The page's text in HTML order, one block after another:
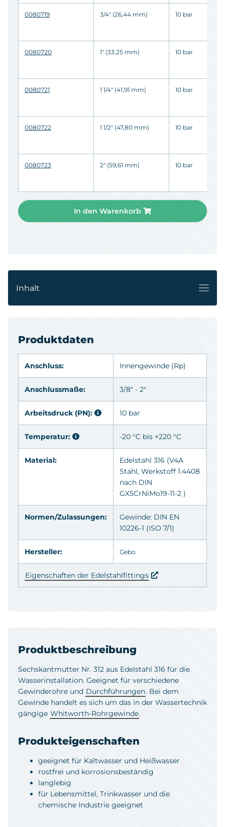
0080719 3/4" (26,44 mm) 10 bar
0080720 1" (33,25 mm) 10 bar
0080721 1 1/4" (41,91 mm) 10 bar
0080722 1 1/2" (47,80 mm) 10 bar
0080723 2" (59,61 mm) 10 bar
In den Warenkorb
Inhalt
Produktbeschreibung
Sechskantmutter Nr. 312 aus Edelstahl 316 für die
Wasserinstallation. Geeignet für verschiedene
Gewinderohre und Durchführungen. Bei dem
Gewinde handelt es sich um das in der Wassertechnik
gängige Whitworth-Rohrgewinde.
Produkteigenschaften
geeignet für Kaltwasser und Heißwasser
rostfrei und korrosionsbeständig
langlebig
für Lebensmittel, Trinkwasser und die
chemische Industrie geeignet
Produktdaten
Anschluss: Innengewinde (Rp)
Anschlussmaße: 3/8" - 2"
Arbeitsdruck (PN): 10 bar
Temperatur: -20 °C bis +220 °C
Material: Edelstahl 316 (V4A
Stahl, Werkstoff 1.4408
nach DIN
GX5CrNiMo19-11-2 )
Normen/Zulassungen:
Gewinde: DIN EN
10226-1 (ISO 7/1)
Hersteller: Gebo
Eigenschaften der Edelstahlfittings